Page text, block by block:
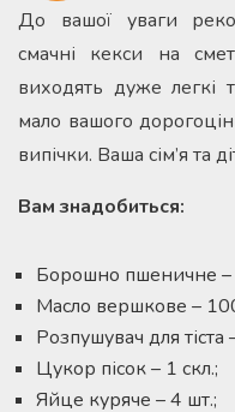
До вашої уваги
смачні кекси на
виходять дуже легкі
мало вашого
випічки. Ваша сім’я та
Вам знадобиться:
Борошно пшеничне –
Масло вершкове –
Розпушувач для
Цукор пісок – 1 скл.;
Яйце куряче – 4 шт.;